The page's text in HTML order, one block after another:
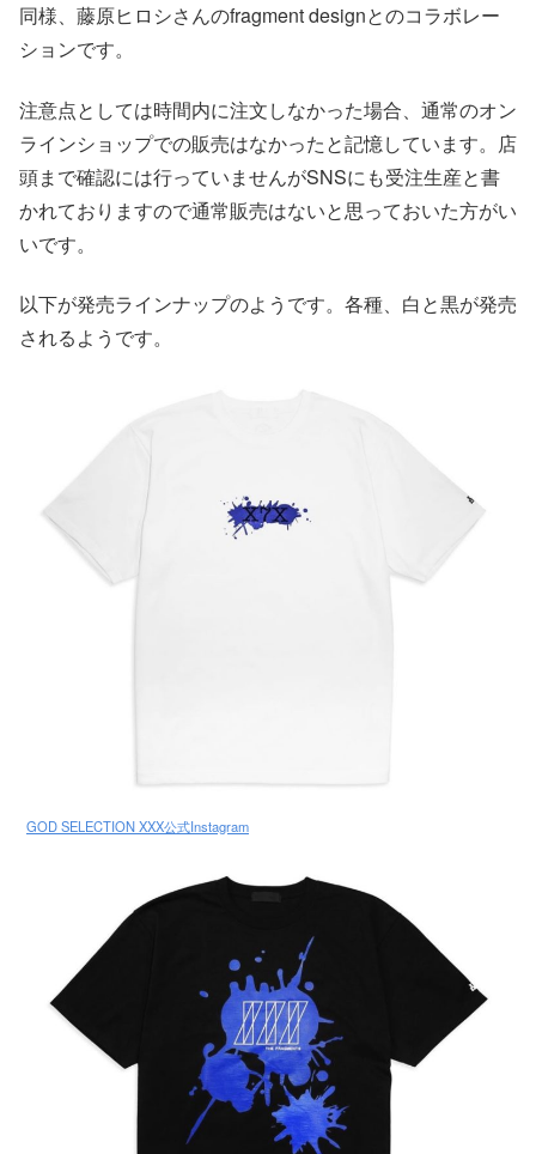
同様、藤原ヒロシさんのfragment designとのコラボレー
ションです。
注意点としては時間内に注文しなかった場合、通常のオン
ラインショップでの販売はなかったと記憶しています。店
頭まで確認には行っていませんがSNSにも受注生産と書
かれておりますので通常販売はないと思っておいた方がい
いです。
以下が発売ラインナップのようです。各種、白と黒が発売
されるようです。
GOD SELECTION XXX公式Instagram